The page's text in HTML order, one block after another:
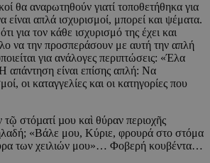
θα αναρωτηθούν γιατί τοποθετήθηκα για
είναι απλά ισχυρισμοί, μπορεί και ψέματα.
για τον κάθε ισχυρισμό της έχει και
να την προσπεράσουν με αυτή την απλή
για ανάλογες περιπτώσεις: «Έλα
απάντηση είναι επίσης απλή: Να
οι καταγγελίες και οι κατηγορίες που
στόµατί µου καὶ θύραν περιοχῆς
«Βάλε μου, Κύριε, φρουρά στο στόμα
των χειλιών μου»… Φοβερή κουβέντα…